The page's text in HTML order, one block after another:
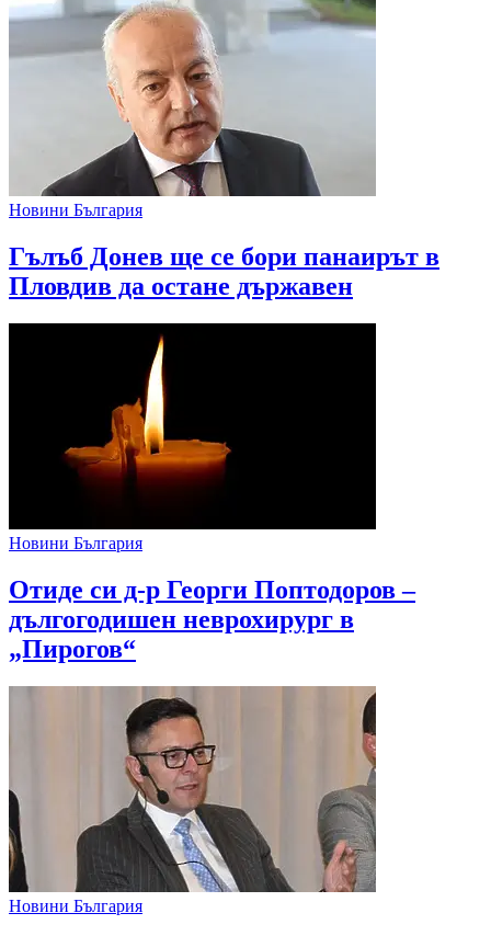
Новини България
Гълъб Донев ще се бори панаирът в
Пловдив да остане държавен
Новини България
Отиде си д-р Георги Поптодоров –
дългогодишен неврохирург в
„Пирогов“
Новини България